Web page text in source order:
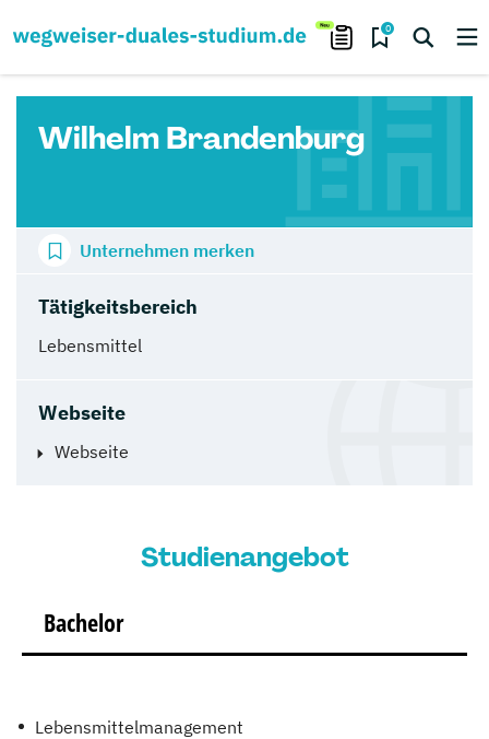
0
Wilhelm Brandenburg
Tätigkeitsbereich
Lebensmittel
Webseite
Webseite
Unternehmen merken
Studienangebot
Bachelor
Lebensmittelmanagement